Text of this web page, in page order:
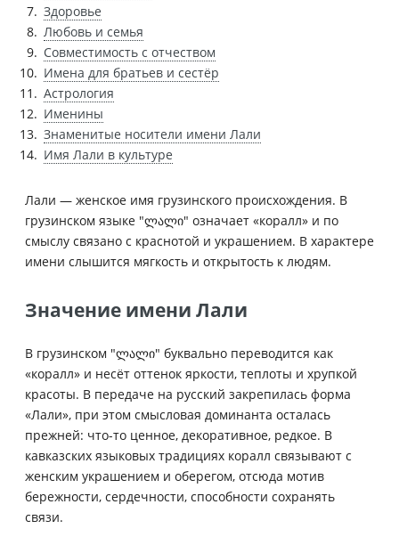
Здоровье
Любовь и семья
Совместимость с отчеством
Имена для братьев и сестёр
Астрология
Именины
Знаменитые носители имени Лали
Имя Лали в культуре
Лали — женское имя грузинского происхождения. В
грузинском языке "ლალი" означает «коралл» и по
смыслу связано с краснотой и украшением. В характере
имени слышится мягкость и открытость к людям.
Значение имени Лали
В грузинском "ლალი" буквально переводится как
«коралл» и несёт оттенок яркости, теплоты и хрупкой
красоты. В передаче на русский закрепилась форма
«Лали», при этом смысловая доминанта осталась
прежней: что-то ценное, декоративное, редкое. В
кавказских языковых традициях коралл связывают с
женским украшением и оберегом, отсюда мотив
бережности, сердечности, способности сохранять
связи.